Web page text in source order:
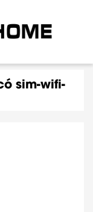
sim-wifi-